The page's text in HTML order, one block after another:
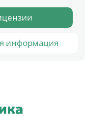
информация